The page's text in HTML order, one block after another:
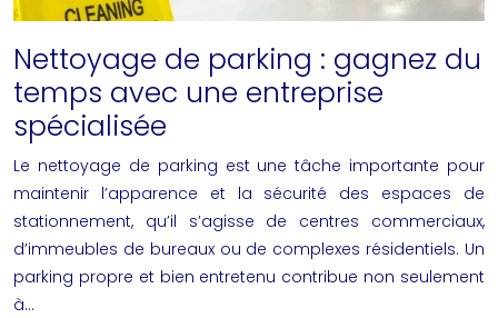
Nettoyage de parking : gagnez du
temps avec une entreprise
spécialisée
Le nettoyage de parking est une tâche importante pour
maintenir l’apparence et la sécurité des espaces de
stationnement, qu’il s’agisse de centres commerciaux,
d’immeubles de bureaux ou de complexes résidentiels. Un
parking propre et bien entretenu contribue non seulement
à…